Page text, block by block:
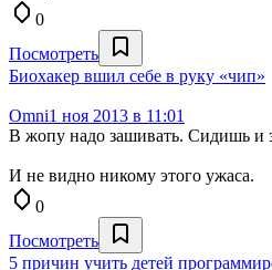
0
Посмотреть
Биохакер вшил себе в руку «чип»
Omni1 ноя 2013 в 11:01
В жопу надо зашивать. Сидишь и
И не видно никому этого ужаса.
0
Посмотреть
5 причин учить детей